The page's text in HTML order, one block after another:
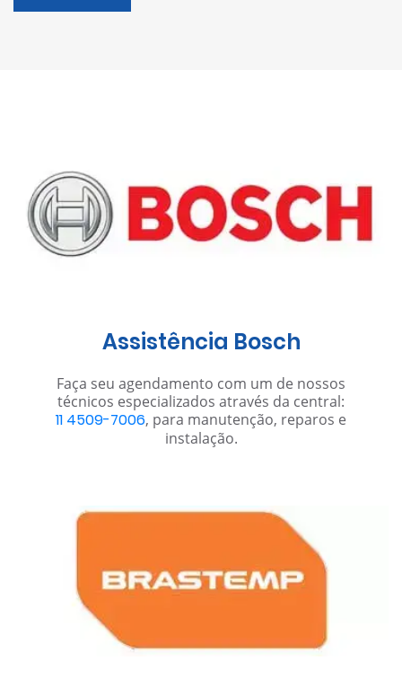
Assistência Bosch
Faça seu agendamento com um de nossos
técnicos especializados através da central:
11 4509-7006, para manutenção, reparos e
instalação.